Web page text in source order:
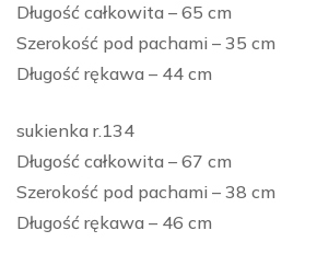
Długość całkowita – 65 cm
Szerokość pod pachami – 35 cm
Długość rękawa – 44 cm
sukienka r.134
Długość całkowita – 67 cm
Szerokość pod pachami – 38 cm
Długość rękawa – 46 cm